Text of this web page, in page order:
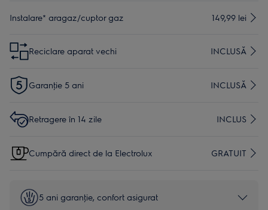
Instalare* aragaz/cuptor gaz 149,99 lei
Reciclare aparat vechi INCLUSĂ
Garanţie 5 ani INCLUSĂ
Retragere în 14 zile INCLUS
Cumpără direct de la Electrolux GRATUIT
5 ani garanţie, confort asigurat